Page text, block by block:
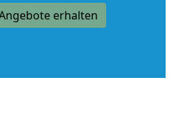
erhalten